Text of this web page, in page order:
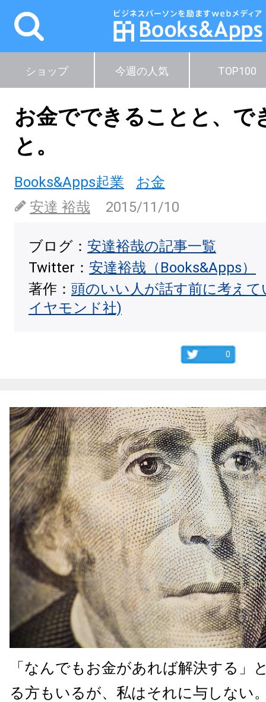
ショップ 今週の人気 TOP100
お金でできることと、で
と。
Books&Apps起業
お金
安達 裕哉
2015/11/10
ブログ： 安達裕哉の記事一覧
Twitter： 安達裕哉（Books&Apps）
著作： 頭のいい人が話す前に考え
イヤモンド社)
0
「なんでもお金があれば解決する」
る方もいるが、私はそれに与しない